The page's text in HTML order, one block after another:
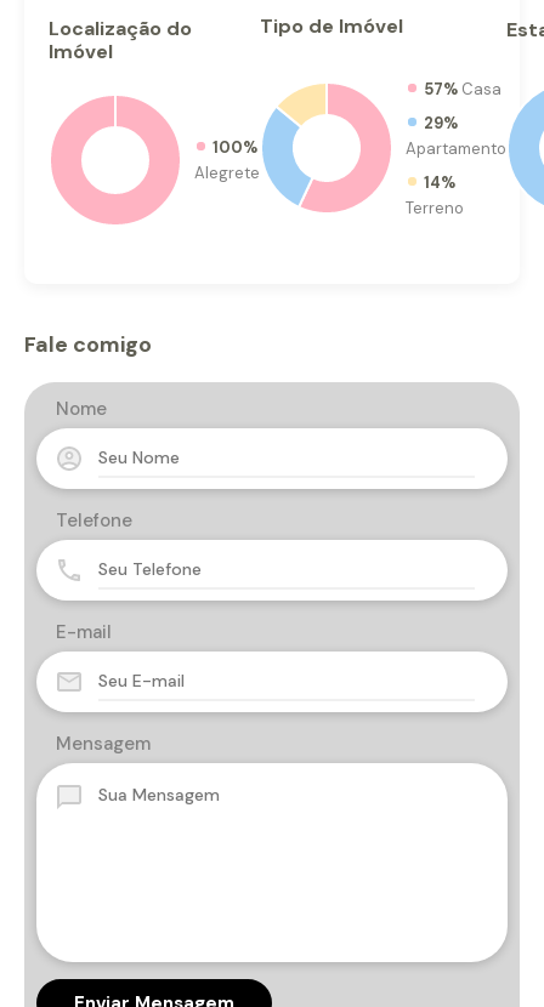
Localização do
Imóvel
100%
Alegrete
Tipo de Imóvel
57% Casa
29%
Apartamento
14%
Terreno
Fale comigo
Nome
Telefone
E-mail
Mensagem